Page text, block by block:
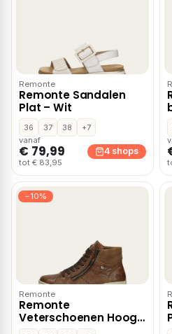
Remonte
Remonte Sandalen
Plat – Wit
36 37 38
+7
vanaf
€ 79,99
tot € 83,95
4 shops
−10%
Remonte
Remonte
Veterschoenen Hoog
– Cognac